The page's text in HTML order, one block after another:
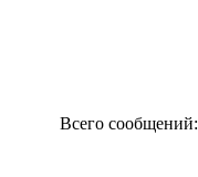
Всего сообщений: